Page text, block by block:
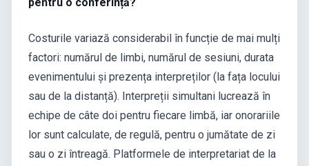
Costurile variază considerabil în funcție de mai mulți
factori: numărul de limbi, numărul de sesiuni, durata
evenimentului și prezența interpreților (la fața locului
sau de la distanță). Interpreții simultani lucrează în
echipe de câte doi pentru fiecare limbă, iar onorariile
lor sunt calculate, de regulă, pentru o jumătate de zi
sau o zi întreagă. Platformele de interpretariat de la